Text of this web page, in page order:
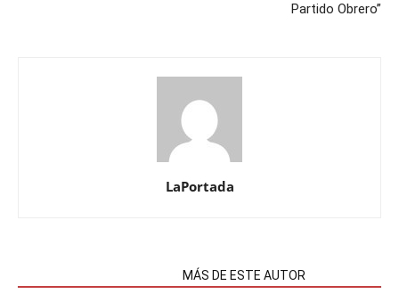
Partido Obrero”
LaPortada
MÁS DE ESTE AUTOR